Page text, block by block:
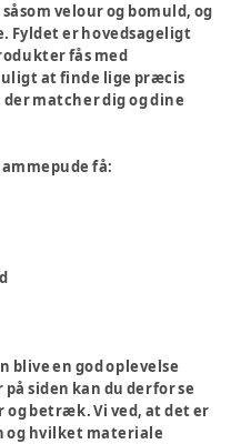
velour og bomuld, og
Fyldet er hovedsageligt
fås med
at finde lige præcis
matcher dig og dine
få:
blive en god oplevelse
siden kan du derfor se
og betræk. Vi ved, at det er
og hvilket materiale